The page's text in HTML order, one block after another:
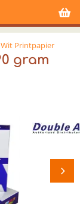
Wit Printpapier
gram